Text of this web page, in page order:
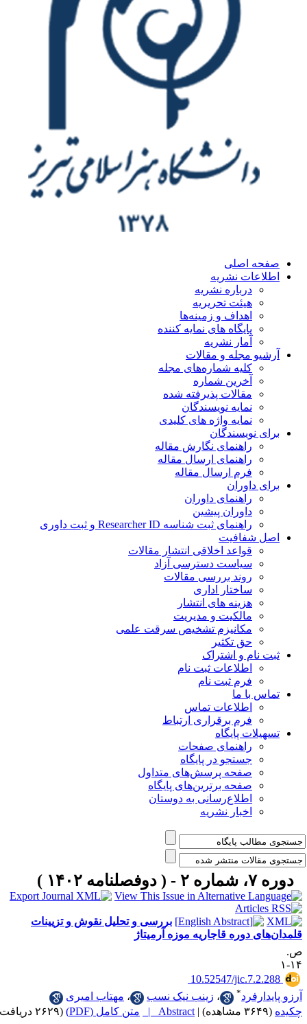
اصلی
نشریه
درباره نشریه
هیئت تحریریه
اهداف و زمینه‌ها
پایگاه های نمایه کننده
آمار نشریه
مجله و مقالات
کلیه شماره‌های مجله
آخرین شماره
مقالات پذیرفته شده
نمایه نویسندگان
نمایه واژه های کلیدی
نویسندگان
راهنمای نگارش مقاله
راهنمای ارسال مقاله
فرم ارسال مقاله
داوران
راهنمای داوران
داوران پیشین
راهنمای ثبت شناسه Researcher ID و ثبت داوری
شفافیت
قواعد اخلاقی انتشار مقالات
سیاست دسترسی آزاد
روند بررسی مقالات
ساختار اداری
هزینه های انتشار
مالکیت و مدیریت
ﻣﮑﺎﻧﯿﺰم ﺗﺸﺨﯿﺺ ﺳﺮﻗﺖ ﻋﻠﻤﯽ
حق تکثیر
نام و اشتراک
اطلاعات ثبت نام
فرم ثبت نام
با ما
اطلاعات تماس
فرم برقراری ارتباط
پایگاه
راهنمای صفحات
جستجو در پایگاه
صفحه پرسش‌های متداول
صفحه برترین‌های پایگاه
اطلاع‌رسانی به دوستان
اخبار نشریه
بررسی و تحلیل نقوش و تزیینات
دوره قاجاریه موزه آرمیتاژ
10.52547/
،زینب نیک نسب ،مهتاب امیری
|
Abstract | متن کامل (PDF) (۲۶۲۹ دریافت)